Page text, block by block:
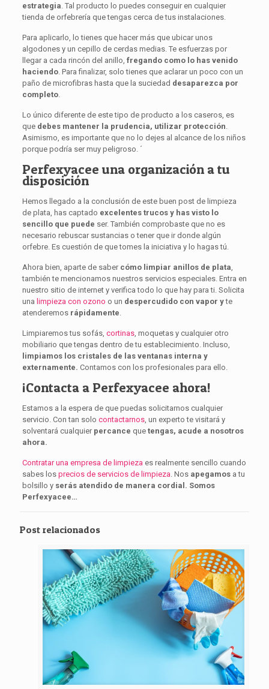
estrategia . Tal producto lo puedes conseguir en cualquier
tienda de orfebrería que tengas cerca de tus instalaciones.
Para aplicarlo, lo tienes que hacer más que ubicar unos
algodones y un cepillo de cerdas medias. Te esfuerzas por
llegar a cada rincón del anillo, fregando como lo has venido
haciendo. Para finalizar, solo tienes que aclarar un poco con un
paño de microfibras hasta que la suciedad desaparezca por
completo.
Lo único diferente de este tipo de producto a los caseros, es
que debes mantener la prudencia, utilizar protección
Asimismo, es importante que no lo dejes al alcance de los niños
porque podría ser muy peligroso. ´
Perfexyacee una organización a tu
disposición
Hemos llegado a la conclusión de este buen post de limpieza
de plata, has captado excelentes trucos y has visto lo
sencillo que puede ser. También comprobaste que no es
necesario rebuscar sustancias o tener que ir donde algún
orfebre. Es cuestión de que tomes la iniciativa y lo hagas tú.
Ahora bien, aparte de saber cómo limpiar anillos de plata
también te mencionamos nuestros servicios especiales. Entra en
nuestro sitio de internet y verifica todo lo que hay para ti. Solicita
una limpieza con ozono o un despercudido con vapor yte
atenderemosrápidamente
Limpiaremos tus sofás, cortinas, moquetas y cualquier otro
mobiliario que tengas dentro de tu establecimiento. Incluso,
limpiamos los cristales de las ventanas interna y
externamente. Contamos con los profesionales para ello.
¡Contacta a Perfexyacee ahora!
Estamos a la espera de que puedas solicitarnos cualquier
servicio. Con tan solo contactarnos, un experto te visitará y
solventará cualquierpercance quetengas, acude a nosotros
ahora.
Contratar una empresa de limpieza es realmente sencillo cuando
sabes los precios de servicios de limpieza . Nos apegamosa tu
bolsillo y serás atendido de manera cordial. Somos
Perfexyacee…
Post relacionados